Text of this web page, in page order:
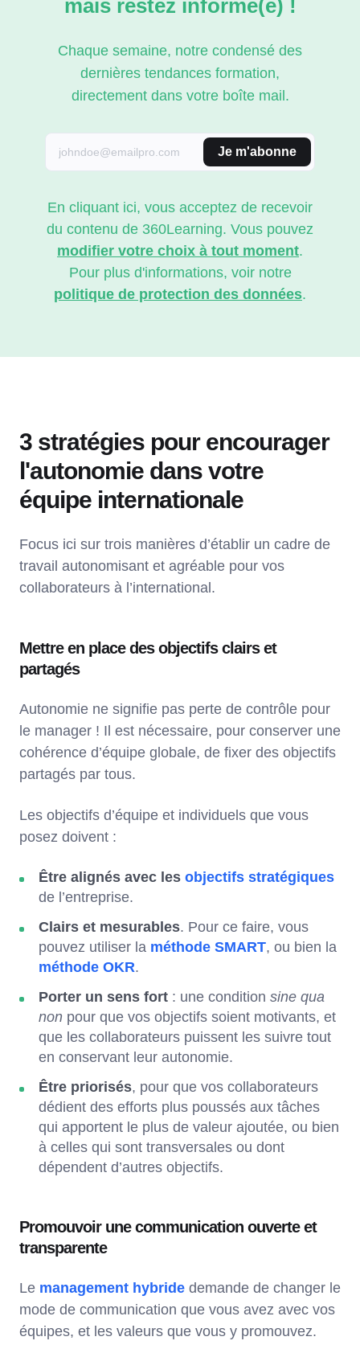
mais restez informé(e) !
Chaque semaine, notre condensé des
dernières tendances formation,
directement dans votre boîte mail.
Je m'abonne
En cliquant ici, vous acceptez de recevoir
du contenu de 360Learning. Vous pouvez
modifier votre choix à tout moment.
Pour plus d'informations, voir notre
politique de protection des données.
3 stratégies pour encourager
l'autonomie dans votre
équipe internationale
Focus ici sur trois manières d’établir un cadre de
travail autonomisant et agréable pour vos
collaborateurs à l’international.
Mettre en place des objectifs clairs et
partagés
Autonomie ne signifie pas perte de contrôle pour
le manager ! Il est nécessaire, pour conserver une
cohérence d’équipe globale, de fixer des objectifs
partagés par tous.
Les objectifs d’équipe et individuels que vous
posez doivent :
Être alignés avec les objectifs stratégiques
de l’entreprise.
Clairs et mesurables. Pour ce faire, vous
pouvez utiliser la méthode SMART, ou bien la
méthode OKR.
Porter un sens fort : une condition sine qua
non pour que vos objectifs soient motivants, et
que les collaborateurs puissent les suivre tout
en conservant leur autonomie.
Être priorisés, pour que vos collaborateurs
dédient des efforts plus poussés aux tâches
qui apportent le plus de valeur ajoutée, ou bien
à celles qui sont transversales ou dont
dépendent d’autres objectifs.
Promouvoir une communication ouverte et
transparente
Le management hybride demande de changer le
mode de communication que vous avez avec vos
équipes, et les valeurs que vous y promouvez.